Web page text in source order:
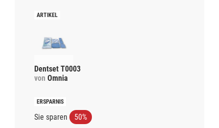
Dentset T0003
von Omnia
Sie sparen 50%